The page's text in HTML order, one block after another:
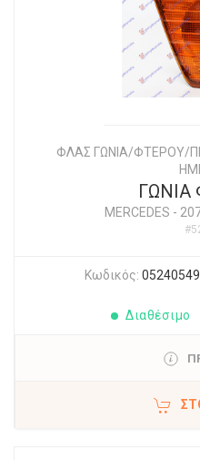
ΦΛΑΣ ΓΩΝΙΑ/ΦΤΕΡΟΥ/
ΓΩΝΙΑ
MERCEDES -
Κωδικός:
Διαθέσιμο